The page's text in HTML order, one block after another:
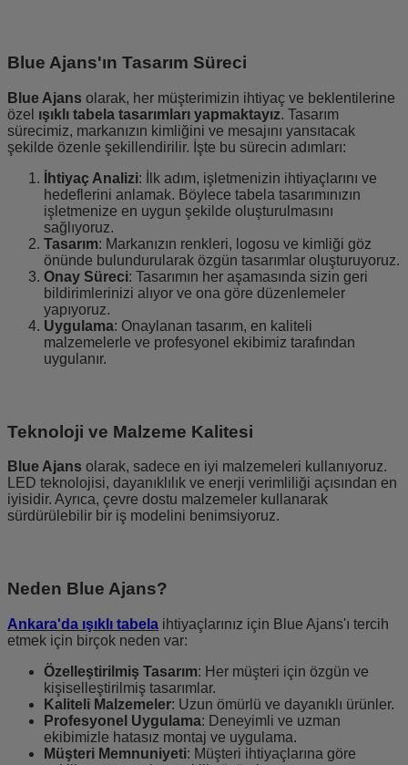
Blue Ajans'ın Tasarım Süreci
Blue Ajans olarak, her müşterimizin ihtiyaç ve beklentilerine
özel ışıklı tabela tasarımları yapmaktayız. Tasarım
sürecimiz, markanızın kimliğini ve mesajını yansıtacak
şekilde özenle şekillendirilir. İşte bu sürecin adımları:
İhtiyaç Analizi: İlk adım, işletmenizin ihtiyaçlarını ve
hedeflerini anlamak. Böylece tabela tasarımınızın
işletmenize en uygun şekilde oluşturulmasını
sağlıyoruz.
Tasarım: Markanızın renkleri, logosu ve kimliği göz
önünde bulundurularak özgün tasarımlar oluşturuyoruz.
Onay Süreci: Tasarımın her aşamasında sizin geri
bildirimlerinizi alıyor ve ona göre düzenlemeler
yapıyoruz.
Uygulama: Onaylanan tasarım, en kaliteli
malzemelerle ve profesyonel ekibimiz tarafından
uygulanır.
Teknoloji ve Malzeme Kalitesi
Blue Ajans olarak, sadece en iyi malzemeleri kullanıyoruz.
LED teknolojisi, dayanıklılık ve enerji verimliliği açısından en
iyisidir. Ayrıca, çevre dostu malzemeler kullanarak
sürdürülebilir bir iş modelini benimsiyoruz.
Neden Blue Ajans?
Ankara'da ışıklı tabela ihtiyaçlarınız için Blue Ajans'ı tercih
etmek için birçok neden var:
Özelleştirilmiş Tasarım: Her müşteri için özgün ve
kişiselleştirilmiş tasarımlar.
Kaliteli Malzemeler: Uzun ömürlü ve dayanıklı ürünler.
Profesyonel Uygulama: Deneyimli ve uzman
ekibimizle hatasız montaj ve uygulama.
Müşteri Memnuniyeti: Müşteri ihtiyaçlarına göre